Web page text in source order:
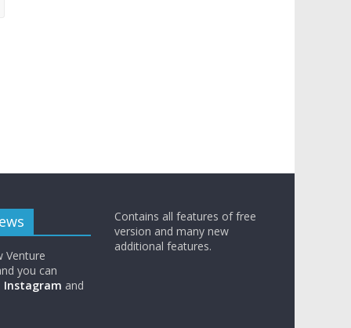
Venture
you can
Instagram and
Contains all features of free
version and many new
additional features.